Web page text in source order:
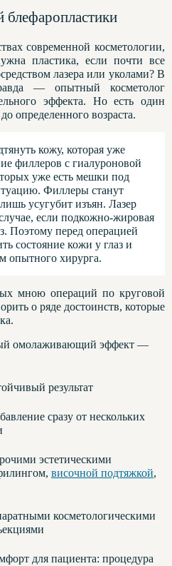
блефаропластики
современной косметологии,
пластика, если почти все
лазера или уколами? В
— опытный косметолог
эффекта. Но есть один
определенного возраста.
кожу, которая уже
филлеров с гиалуроновой
уже есть мешки под
Филлеры станут
усугубит изъян. Лазер
если подкожно-жировая
Поэтому перед операцией
состояние кожи у глаз и
опытного хирурга.
мною операций по круговой
о ряде достоинств, которые
омолаживающий эффект —
результат
сразу от нескольких
эстетическими
височной подтяжкой,
косметологическими
для пациента: процедура